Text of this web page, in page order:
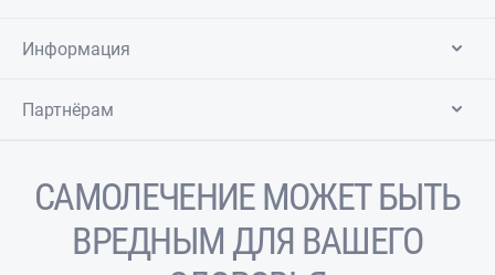
Информация
Партнёрам
САМОЛЕЧЕНИЕ МОЖЕТ БЫТЬ
ВРЕДНЫМ ДЛЯ ВАШЕГО